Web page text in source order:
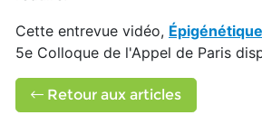
Cette entrevue vidéo,
5e Colloque de l'Appel de Paris
Retour aux articles